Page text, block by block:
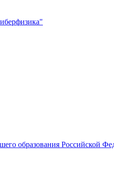
образования Российской